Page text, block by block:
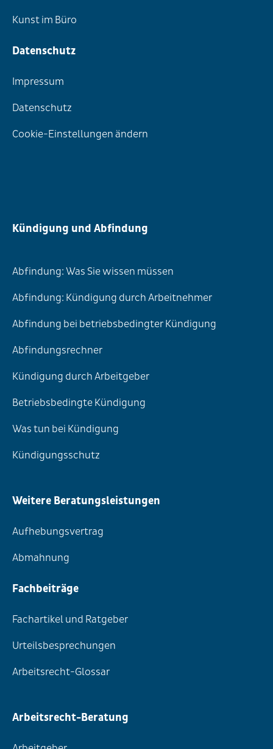
Kunst im Büro
Datenschutz
Impressum
Datenschutz
Cookie-Einstellungen ändern
Kündigung und Abfindung
Abfindung: Was Sie wissen müssen
Abfindung: Kündigung durch Arbeitnehmer
Abfindung bei betriebsbedingter Kündigung
Abfindungsrechner
Kündigung durch Arbeitgeber
Betriebsbedingte Kündigung
Was tun bei Kündigung
Kündigungsschutz
Weitere Beratungsleistungen
Aufhebungsvertrag
Abmahnung
Fachbeiträge
Fachartikel und Ratgeber
Urteilsbesprechungen
Arbeitsrecht-Glossar
Arbeitsrecht-Beratung